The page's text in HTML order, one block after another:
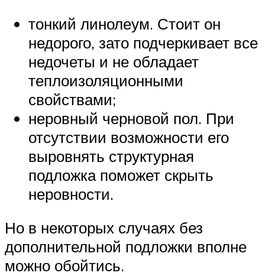
тонкий линолеум. Стоит он
недорого, зато подчеркивает все
недочеты и не обладает
теплоизоляционными
свойствами;
неровный черновой пол. При
отсутствии возможности его
выровнять структурная
подложка поможет скрыть
неровности.
Но в некоторых случаях без
дополнительной подложки вполне
можно обойтись.